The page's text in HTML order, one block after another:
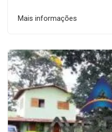
Mais informações